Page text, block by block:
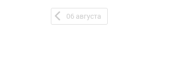
06 августа